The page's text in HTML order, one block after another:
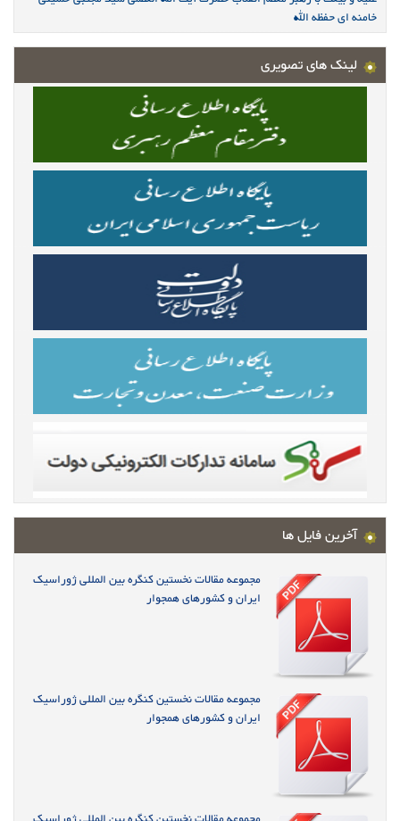
خامنه ای حفظه الله
لینک های تصویری
آخرین فایل ها
مجموعه مقالات نخستین کنگره بین المللی ژوراسیک
ایران و کشورهای همجوار
مجموعه مقالات نخستین کنگره بین المللی ژوراسیک
ایران و کشورهای همجوار